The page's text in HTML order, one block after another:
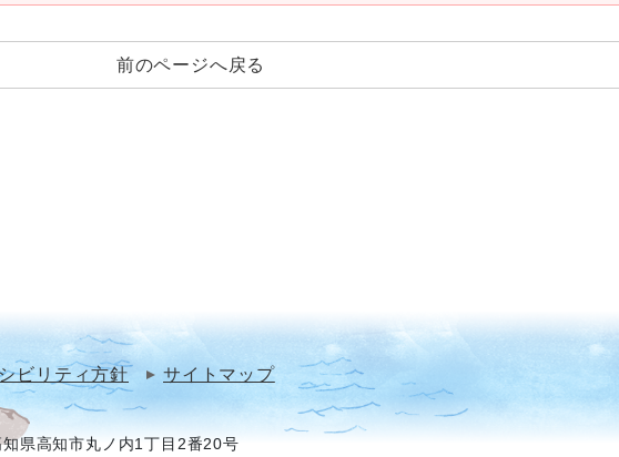
前のページへ戻る
ビリティ方針 サイトマップ
知県高知市丸ノ内1丁目2番20号